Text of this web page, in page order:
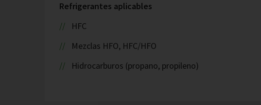
Refrigerantes aplicables
HFC
Mezclas HFO, HFC/HFO
Hidrocarburos (propano, propileno)